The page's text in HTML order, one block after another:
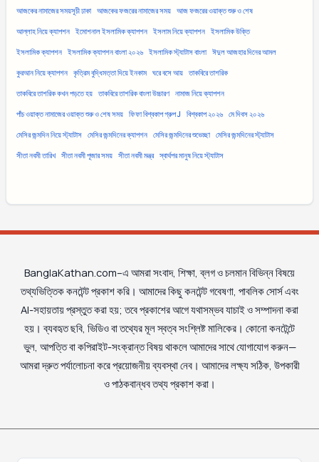
আজকের নামাজের সময়সূচী ঢাকা আজকের ফজরের নামাজের সময় আজ ফজরের ওয়াক্ত শুরু ও শেষ
আল্লাহ নিয়ে ক্যাপশন ইমোশনাল ইসলামিক ক্যাপশন ইসলাম নিয়ে ক্যাপশন ইসলামিক উক্তি
ইসলামিক ক্যাপশন ইসলামিক ক্যাপশন বাংলা ২০২৬ ইসলামিক স্ট্যাটাস বাংলা ঈদুল আজহার দিনের আমল
কুরআন নিয়ে ক্যাপশন কৃত্রিম বুদ্ধিমত্তা দিয়ে ইনকাম ঘরে বসে আয় তাকবিরে তাশরিক
তাকবিরে তাশরিক কখন পড়তে হয় তাকবিরে তাশরিক বাংলা উচ্চারণ নামাজ নিয়ে ক্যাপশন
পাঁচ ওয়াক্ত নামাজের ওয়াক্ত শুরু ও শেষ সময় ফিফা বিশ্বকাপ গ্রুপ J বিশ্বকাপ ২০২৬ মে দিবস ২০২৬
মেসির জন্মদিন নিয়ে স্ট্যাটাস মেসির জন্মদিনের ক্যাপশন মেসির জন্মদিনের শুভেচ্ছা মেসির জন্মদিনের স্ট্যাটাস
সীতা নবমী তারিখ সীতা নবমী পূজার সময় সীতা নবমী মন্ত্র স্বার্থপর মানুষ নিয়ে স্ট্যাটাস
BanglaKathan.com–এ আমরা সংবাদ, শিক্ষা, ব্লগ ও চলমান বিভিন্ন বিষয়ে
তথ্যভিত্তিক কনটেন্ট প্রকাশ করি। আমাদের কিছু কনটেন্ট গবেষণা, পাবলিক সোর্স এবং
AI-সহায়তায় প্রস্তুত করা হয়; তবে প্রকাশের আগে যথাসম্ভব যাচাই ও সম্পাদনা করা
হয়। ব্যবহৃত ছবি, ভিডিও বা তথ্যের মূল স্বত্ব সংশ্লিষ্ট মালিকের। কোনো কনটেন্টে
ভুল, আপত্তি বা কপিরাইট-সংক্রান্ত বিষয় থাকলে আমাদের সাথে যোগাযোগ করুন—
আমরা দ্রুত পর্যালোচনা করে প্রয়োজনীয় ব্যবস্থা নেব। আমাদের লক্ষ্য সঠিক, উপকারী
ও পাঠকবান্ধব তথ্য প্রকাশ করা।